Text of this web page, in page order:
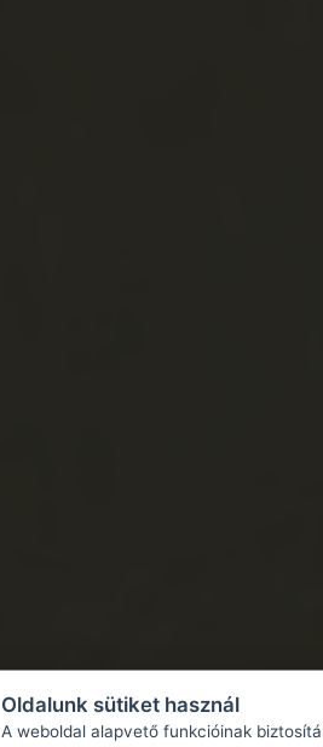
Oldalunk sütiket használ
A weboldal alapvető funkcióinak